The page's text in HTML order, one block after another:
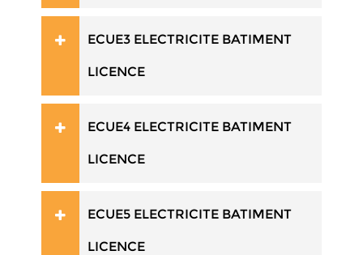
ECUE3 ELECTRICITE BATIMENT
LICENCE
ECUE4 ELECTRICITE BATIMENT
LICENCE
ECUE5 ELECTRICITE BATIMENT
LICENCE